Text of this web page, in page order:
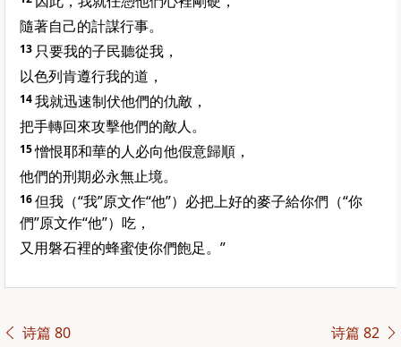
隨著自己的計謀行事。
13 只要我的子民聽從我，
以色列肯遵行我的道，
14我就迅速制伏他們的仇敵，
把手轉回來攻擊他們的敵人。
15憎恨耶和華的人必向他假意歸順，
他們的刑期必永無止境。
16但我（“我”原文作“他”）必把上好的麥子給你們（“你
們”原文作“他”）吃，
又用磐石裡的蜂蜜使你們飽足。”
诗篇 80 诗篇 82